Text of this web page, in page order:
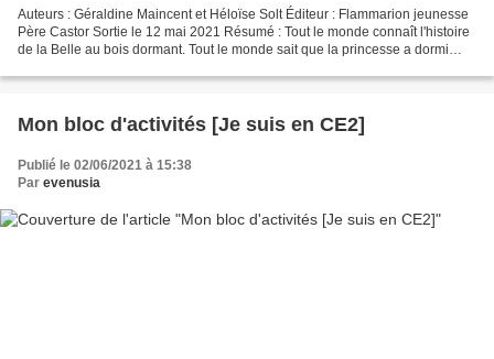
Auteurs : Géraldine Maincent et Héloïse Solt Éditeur : Flammarion jeunesse
Père Castor Sortie le 12 mai 2021 Résumé : Tout le monde connaît l'histoire
de la Belle au bois dormant. Tout le monde sait que la princesse a dormi
Mon bloc d'activités [Je suis en CE2]
Publié le 02/06/2021 à 15:38
Par evenusia